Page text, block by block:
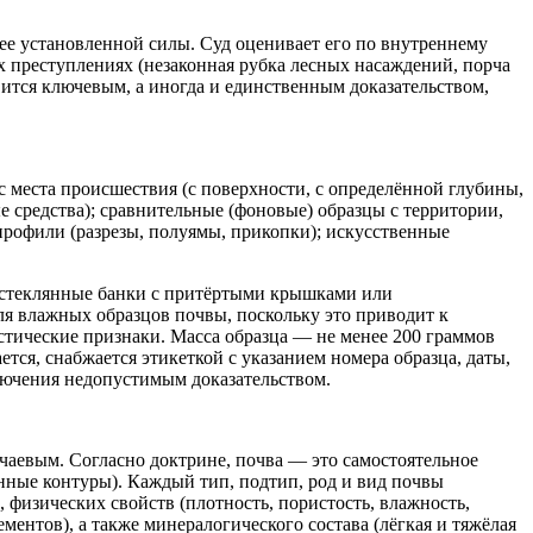
установленной силы. Суд оценивает его по внутреннему
(незаконная рубка лесных насаждений, порча
ключевым, а иногда и единственным доказательством,
происшествия (с поверхности, с определённой глубины,
сравнительные (фоновые) образцы с территории,
(разрезы, полуямы, прикопки); искусственные
банки с притёртыми крышками или
влажных образцов почвы, поскольку это приводит к
признаки. Масса образца — не менее 200 граммов
снабжается этикеткой с указанием номера образца, даты,
недопустимым доказательством.
Согласно доктрине, почва — это самостоятельное
контуры). Каждый тип, подтип, род и вид почвы
свойств (плотность, пористость, влажность,
а также минералогического состава (лёгкая и тяжёлая